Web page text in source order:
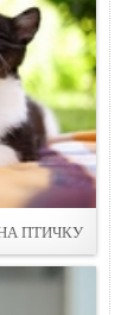
ПТИЧКУ